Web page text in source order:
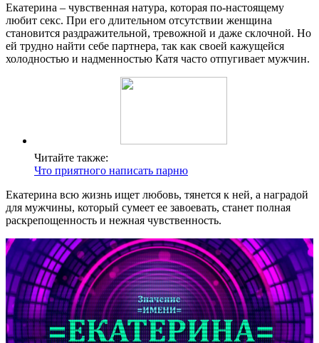
Екатерина – чувственная натура, которая по-настоящему
любит секс. При его длительном отсутствии женщина
становится раздражительной, тревожной и даже склочной. Но
ей трудно найти себе партнера, так как своей кажущейся
холодностью и надменностью Катя часто отпугивает мужчин.
Читайте также:
Что приятного написать парню
Екатерина всю жизнь ищет любовь, тянется к ней, а наградой
для мужчины, который сумеет ее завоевать, станет полная
раскрепощенность и нежная чувственность.